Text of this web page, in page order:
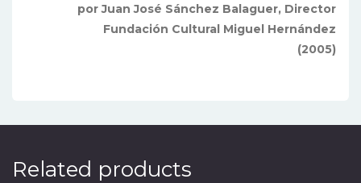
por Juan José Sánchez Balaguer, Director
Fundación Cultural Miguel Hernández
(2005)
Related products